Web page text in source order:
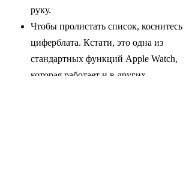
руку.
Чтобы пролистать список, коснитесь
циферблата. Кстати, это одна из
стандартных функций Apple Watch,
которая работает и в других